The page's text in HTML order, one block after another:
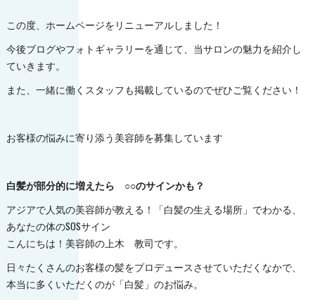
この度、ホームページをリニューアルしました！
今後ブログやフォトギャラリーを通じて、当サロンの魅力を紹介し
ていきます。
また、一緒に働くスタッフも掲載しているのでぜひご覧ください！
お客様の悩みに寄り添う美容師を募集しています
白髪が部分的に増えたら ○○のサインかも？
アジアで人気の美容師が教える！「白髪の生える場所」でわかる、
あなたの体のSOSサイン
こんにちは！美容師の上木 教司です。
日々たくさんのお客様の髪をプロデュースさせていただくなかで、
本当に多くいただくのが「白髪」のお悩み。